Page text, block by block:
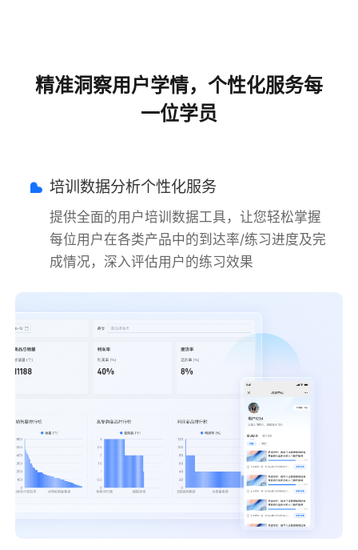
精准洞察用户学情，个性化服务每
一位学员
培训数据分析个性化服务
提供全面的用户培训数据工具，让您轻松掌握
每位用户在各类产品中的到达率/练习进度及完
成情况，深入评估用户的练习效果